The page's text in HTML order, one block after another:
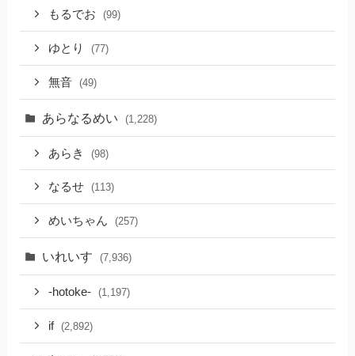
もるでお (99)
ゆとり (77)
無音 (49)
あらなるめい (1,228)
あらき (98)
なるせ (113)
めいちゃん (257)
いれいす (7,936)
-hotoke- (1,197)
if (2,892)